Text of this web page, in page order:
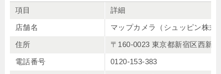
項目 詳細
店舗名 マップカメラ（シュッピン株式
住所 〒 160-0023東京都新宿区西新宿
電話番号 0120-153-383